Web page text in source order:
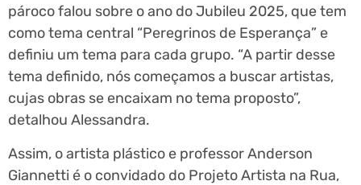
pároco falou sobre o ano do Jubileu 2025, que tem
como tema central “Peregrinos de Esperança” e
definiu um tema para cada grupo. “A partir desse
tema definido, nós começamos a buscar artistas,
cujas obras se encaixam no tema proposto”,
detalhou Alessandra.
Assim, o artista plástico e professor Anderson
Giannetti é o convidado do Projeto Artista na Rua,